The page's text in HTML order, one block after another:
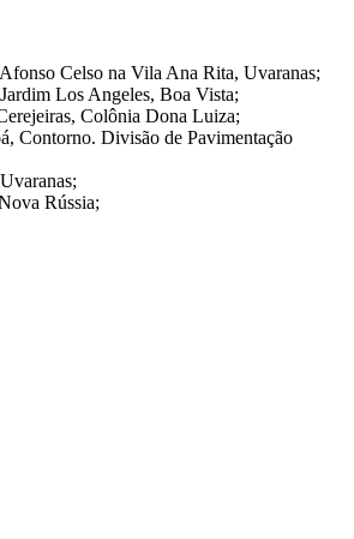
Celso na Vila Ana Rita, Uvaranas;
Los Angeles, Boa Vista;
Colônia Dona Luiza;
Contorno. Divisão de Pavimentação
Rússia;